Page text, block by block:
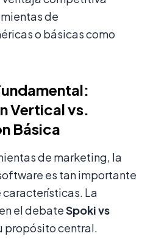
de
o básicas como
Vertical vs.
Básica
de marketing, la
es tan importante
La
el debateSpoki vs
propósito central.